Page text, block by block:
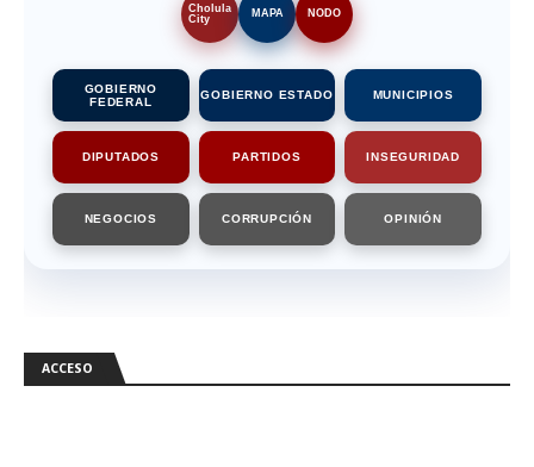
Cholula
City
MAPA NODO
GOBIERNO
FEDERAL
GOBIERNO ESTADO MUNICIPIOS
DIPUTADOS PARTIDOS INSEGURIDAD
NEGOCIOS CORRUPCIÓN OPINIÓN
ACCESO